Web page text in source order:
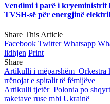
Vendimi i parë i
TVSH-së për energjinë
Share This Article
Facebook Twitter Whatsapp
lidhjen Print
Share
Artikulli i mëparshëm Orkestra
rrënojat e spitalit të fëmijëve
Artikulli tjetër Polonia po
raketave ruse mbi Ukrainë